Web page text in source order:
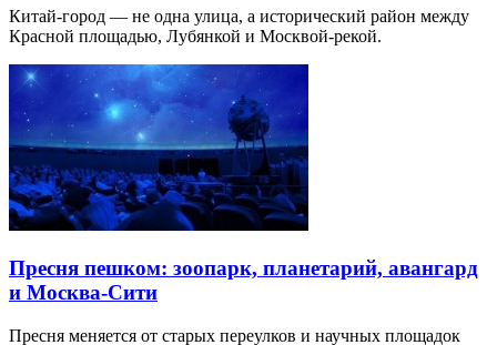
Китай-город — не одна улица, а исторический район между
Красной площадью, Лубянкой и Москвой-рекой.
Пресня пешком: зоопарк, планетарий, авангард
и Москва-Сити
Пресня меняется от старых переулков и научных площадок